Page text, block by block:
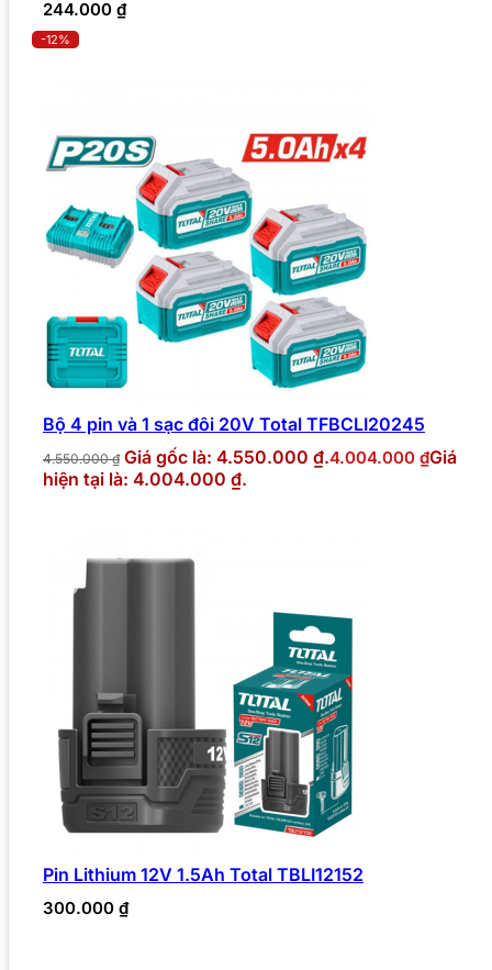
244.000 ₫
-12%
Bộ 4 pin và 1 sạc đôi 20V Total TFBCLI20245
4.550.000₫ Giá gốc là: 4.550.000 ₫.4.004.000 ₫Giá
hiện tại là: 4.004.000 ₫.
Pin Lithium 12V 1.5Ah Total TBLI12152
300.000 ₫